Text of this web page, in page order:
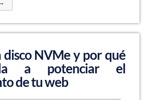
disco NVMe y por qué
a potenciar el
de tu web